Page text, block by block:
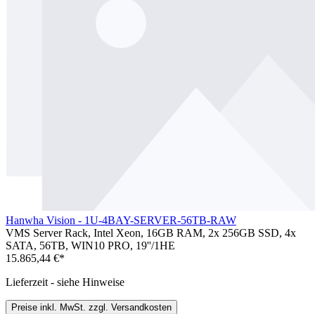
Hanwha Vision - 1U-4BAY-SERVER-56TB-RAW
VMS Server Rack, Intel Xeon, 16GB RAM, 2x 256GB SSD, 4x
SATA, 56TB, WIN10 PRO, 19''/1HE
15.865,44 €*
Lieferzeit - siehe Hinweise
Preise inkl. MwSt. zzgl. Versandkosten